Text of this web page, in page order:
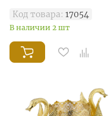
Код товара: 17054
В наличии 2 шт